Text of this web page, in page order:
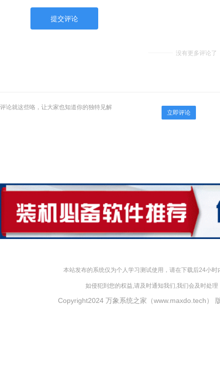
没有更多评论了
评论就这些咯，让大家也知道你的独特见解
立即评论
本站发布的系统仅为个人学习测试使用，请在下载后24小
如侵犯到您的权益,请及时通知我们,我们会及时处
Copyright2024 万象系统之家（www.maxdo.tech）